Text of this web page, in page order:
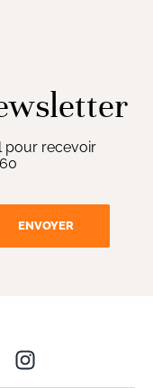
pour recevoir
ENVOYER